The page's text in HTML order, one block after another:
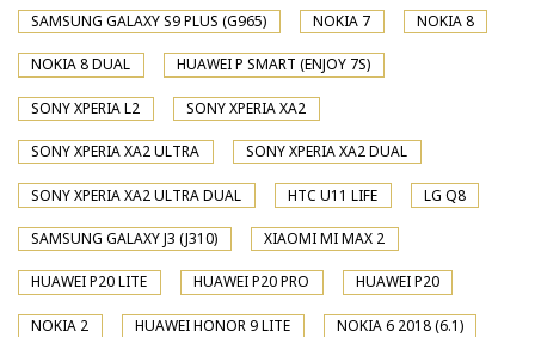
SAMSUNG GALAXY S9 PLUS (G965) NOKIA 7 NOKIA 8
NOKIA 8 DUAL HUAWEI P SMART (ENJOY 7S)
SONY XPERIA L2 SONY XPERIA XA2
SONY XPERIA XA2 ULTRA SONY XPERIA XA2 DUAL
SONY XPERIA XA2 ULTRA DUAL HTC U11 LIFE LG Q8
SAMSUNG GALAXY J3 (J310) XIAOMI MI MAX 2
HUAWEI P20 LITE HUAWEI P20 PRO HUAWEI P20
NOKIA 2 HUAWEI HONOR 9 LITE NOKIA 6 2018 (6.1)